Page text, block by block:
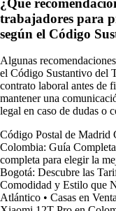
trabajadores para
según el Código
Algunas
el Código Sustantivo del
contrato laboral antes de
mantener una
legal en caso de dudas o
Código Postal de Madrid
Colombia: Guía Completa
completa para elegir la
Bogotá: Descubre las
Comodidad y Estilo que
Atlántico • Casas en